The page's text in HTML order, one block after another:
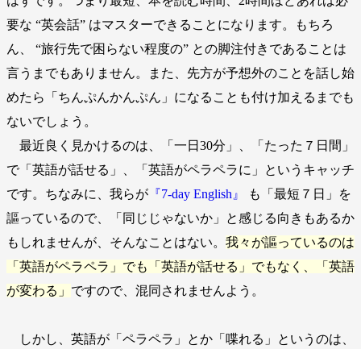
要な “英会話” はマスターできることになります。もちろ
ん、 “旅行先で困らない程度の” との脚注付きであることは
言うまでもありません。また、先方が予想外のことを話し始
めたら「ちんぷんかんぷん」になることも付け加えるまでも
ないでしょう。
最近良く見かけるのは、「一日30分」、「たった７日間」
で「英語が話せる」、「英語がペラペラに」というキャッチ
です。ちなみに、我らが 『7-day English』
も「最短７日」を
謳っているので、「同じじゃないか」と感じる向きもあるか
もしれませんが、そんなことはない。 我々が謳っているのは
「英語がペラペラ」でも「英語が話せる」でもなく、「英語
が変わる」 ですので、混同されませんよう。
しかし、英語が「ペラペラ」とか「喋れる」というのは、